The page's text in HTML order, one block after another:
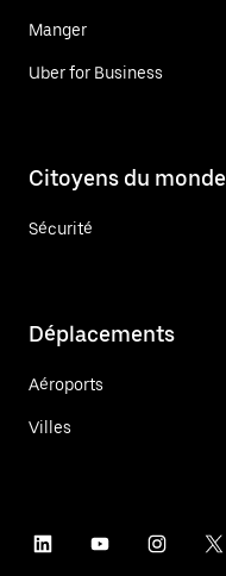
Manger
Uber for Business
Citoyens du monde
Sécurité
Déplacements
Aéroports
Villes